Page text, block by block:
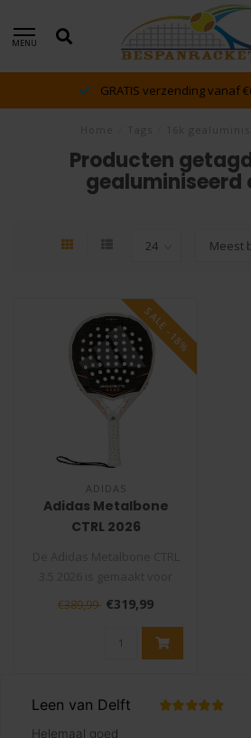
MENU
GRATIS verzending vanaf
Producten
gealuminiseerd
SALE -18%
ADIDAS
Adidas Metalbone
CTRL 2026
padelspelers die controle
€389,99 €319,99